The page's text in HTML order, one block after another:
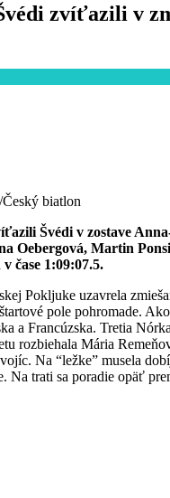
zvíťazili v
biatlon
Švédi v zostave
Oebergová, Martin
čase 1:09:07.5.
Pokljuke uzavrela
pole pohromade.
a Francúzska. Tretia
rozbiehala Mária
Na “ležke” musela
Na trati sa poradie opäť